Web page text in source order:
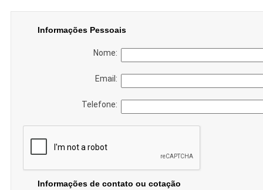
Informações Pessoais
Nome:
Email:
Telefone:
Informações de contato ou cotação